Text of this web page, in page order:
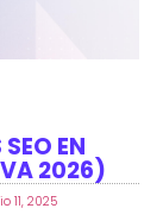
EN
2026)
11, 2025